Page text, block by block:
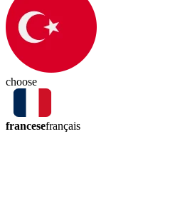
choose
francesefrançais